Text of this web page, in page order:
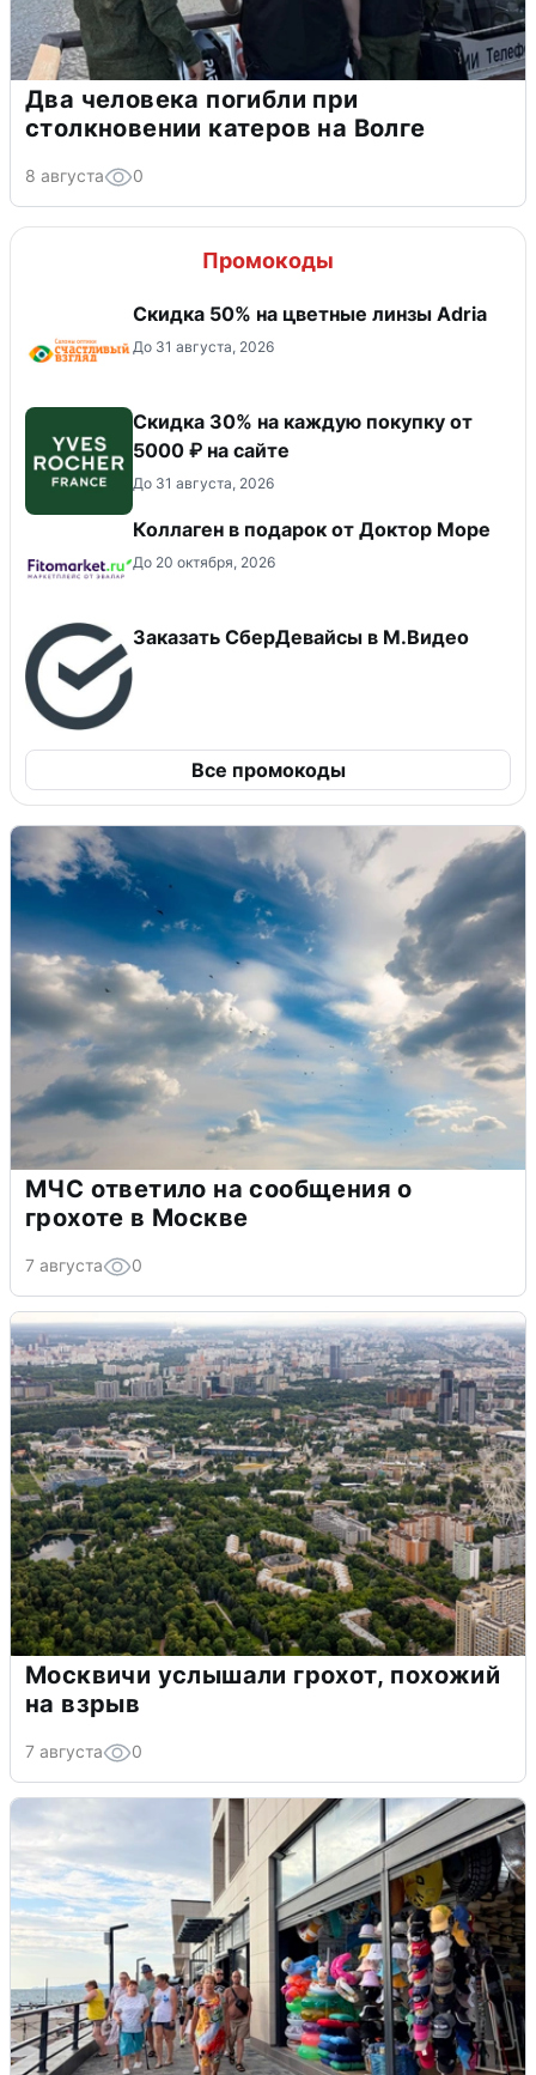
Два человека погибли при
столкновении катеров на Волге
8 августа 0
Промокоды
Скидка 50% на цветные линзы Adria
До 31 августа, 2026
Скидка 30% на каждую покупку от
5000 ₽ на сайте
До 31 августа, 2026
Коллаген в подарок от Доктор Море
До 20 октября, 2026
Заказать СберДевайсы в М.Видео
Все промокоды
МЧС ответило на сообщения о
грохоте в Москве
7 августа 0
Москвичи услышали грохот, похожий
на взрыв
7 августа 0